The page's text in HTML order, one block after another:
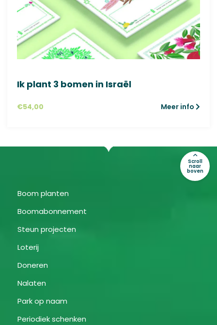
Ik plant 3 bomen in Israël
€54,00 Meer info
Boom planten
Boomabonnement
Steun projecten
Loterij
Doneren
Nalaten
Park op naam
Periodiek schenken
Scroll
naar
boven